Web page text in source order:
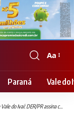
Font
Resizer
Aa
Paraná Vale do
assina contratos de conservação de estradas rurais